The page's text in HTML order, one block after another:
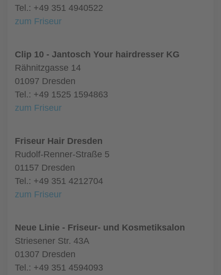
Tel.: +49 351 4940522
zum Friseur
Clip 10 - Jantosch Your hairdresser KG
Rähnitzgasse 14
01097 Dresden
Tel.: +49 1525 1594863
zum Friseur
Friseur Hair Dresden
Rudolf-Renner-Straße 5
01157 Dresden
Tel.: +49 351 4212704
zum Friseur
Neue Linie - Friseur- und Kosmetiksalon
Striesener Str. 43A
01307 Dresden
Tel.: +49 351 4594093